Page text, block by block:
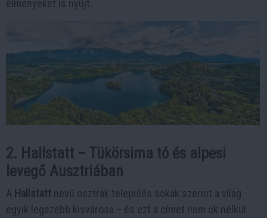
élményeket is nyújt.
2. Hallstatt – Tükörsima tó és alpesi
levegő Ausztriában
A Hallstatt nevű osztrák település sokak szerint a világ
egyik legszebb kisvárosa – és ezt a címet nem ok nélkül